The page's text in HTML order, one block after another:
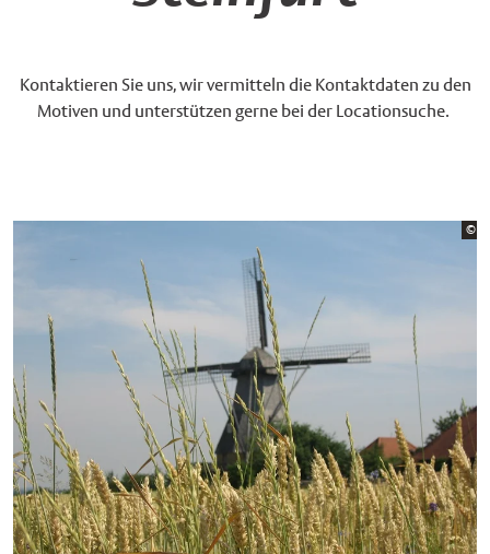
Kontaktieren Sie uns, wir vermitteln die Kontaktdaten zu den
Motiven und unterstützen gerne bei der Locationsuche.
©